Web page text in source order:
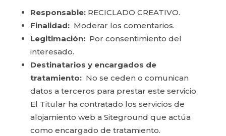
Responsable:RECICLADO CREATIVO.
Finalidad:Moderar los comentarios.
Legitimación:Por consentimiento del
interesado.
Destinatarios y encargados de
tratamiento:No se ceden o comunican
datos a terceros para prestar este servicio.
El Titular ha contratado los servicios de
alojamiento web a Siteground que actúa
como encargado de tratamiento.